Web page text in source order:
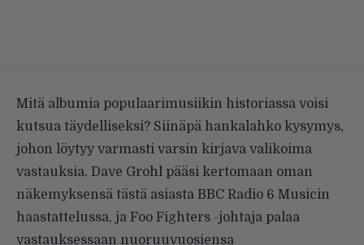
Mitä albumia populaarimusiikin historiassa voisi
kutsua täydelliseksi? Siinäpä hankalahko kysymys,
johon löytyy varmasti varsin kirjava valikoima
vastauksia. Dave Grohl pääsi kertomaan oman
näkemyksensä tästä asiasta BBC Radio 6 Musicin
haastattelussa, ja Foo Fighters -johtaja palaa
vastauksessaan nuoruuvuosiensa